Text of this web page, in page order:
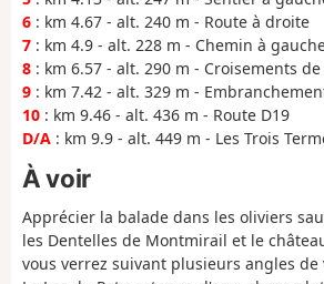
6 : km 4.67 - alt. 240 m - Route à droite
7 : km 4.9 - alt. 228 m - Chemin à
8 : km 6.57 - alt. 290 m - Croisements
9 : km 7.42 - alt. 329 m -
10 : km 9.46 - alt. 436 m - Route D19
D/A : km 9.9 - alt. 449 m - Les Trois
À voir
Apprécier la balade dans les oliviers
les Dentelles de Montmirail et le
vous verrez suivant plusieurs angles de